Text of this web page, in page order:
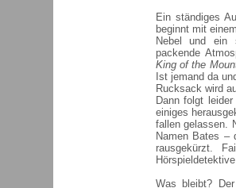
Ein ständiges
beginnt mit
Nebel und ein
packende
King of the
Ist jemand da
Rucksack wird
Dann folgt
einiges
fallen gelassen.
Namen Bates –
rausgekürzt.
Was bleibt?